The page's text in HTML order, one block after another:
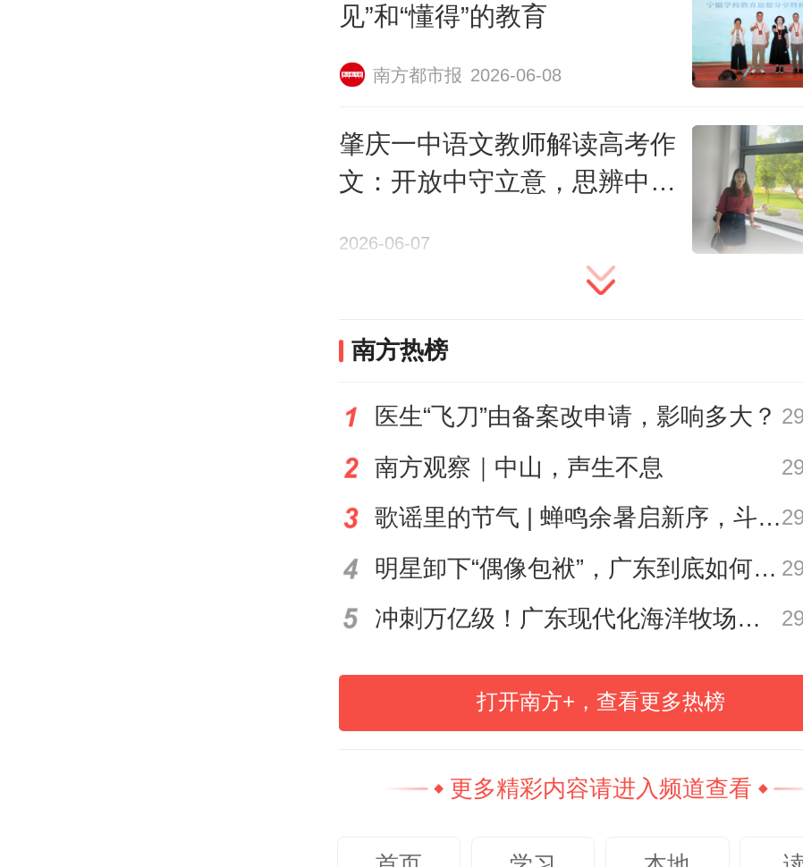
费有限的情况下，扩大这方面的投入必
着用于教学、科研等支出的减少，而后
比的社会风气。你有宝石镶嵌，我便一
科技”加持，“入学排面”愈发“高大上”，却
离学校特色。更有甚者，二手平台出现
象，将通知书变成了一笔生意，完全偏
页纸”，并非绝对禁止任何新形式，当以
俭节约教育理念为重要遵循。
即便是“一
可以富有创意、饱含深情、催人奋进：
常年坚持手写录取通知书的传统，笔
间、饱蘸树人之志；有高校随录取通
获成长；有高校邀请中国工程院院士撰
子的书信，勉励“继续推动中国的原始创
会进步”……教书育人，率先垂范，而这
模样。
见”和“懂得”的教育
南方都市报 2026-06-08
肇庆一中语文教师解读高考作
文：开放中守立意，思辨中展
2026-06-07
南方热榜
医生“飞刀”由备案改申请，影响多大？
南方观察｜中山，声生不息
歌谣里的节气 | 蝉鸣余暑启新序，斗指西南迎立秋
明星卸下“偶像包袱”，广东到底如何让人变松弛？ | 好看·南方号
冲刺万亿级！广东现代化海洋牧场建设提速
打开南方+，查看更多热榜
更多精彩内容请进入频道查看